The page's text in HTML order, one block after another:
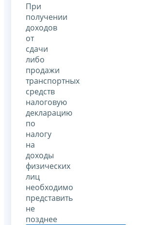
При
получении
доходов
от
сдачи
либо
продажи
транспортных
средств
налоговую
декларацию
по
налогу
на
доходы
физических
лиц
необходимо
представить
не
позднее